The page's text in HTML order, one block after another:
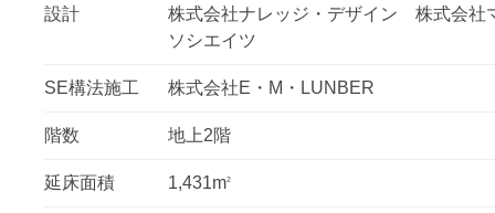
設計
株式会社ナレッジ・デザイン 株式会社
ソシエイツ
SE構法施工 株式会社E・M・LUNBER
階数 地上2階
延床面積 1,431m2